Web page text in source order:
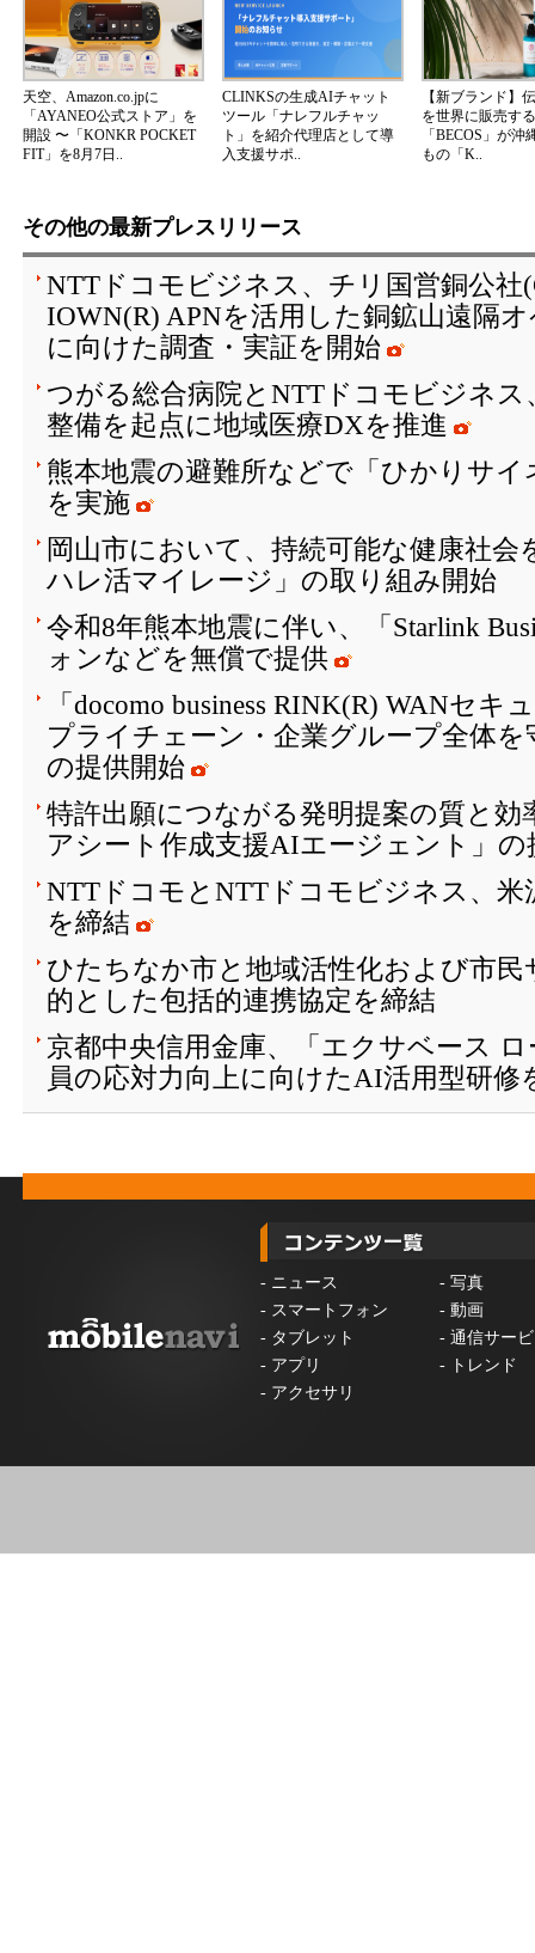
天空、Amazon.co.jpに
「AYANEO公式ストア」を
開設 〜「KONKR POCKET
FIT」を8月7日..
CLINKSの生成AIチャット
ツール「ナレフルチャッ
ト」を紹介代理店として導
入支援サポ..
【新ブランド】
を世界に販売す
「BECOS」が沖
もの「K..
その他の最新プレスリリース
NTTドコモビジネス、チリ国営銅公社
IOWN(R) APNを活用した銅鉱山遠隔
に向けた調査・実証を開始
つがる総合病院とNTTドコモビジネ
整備を起点に地域医療DXを推進
熊本地震の避難所などで「ひかりサ
を実施
岡山市において、持続可能な健康社
ハレ活マイレージ」の取り組み開始
令和8年熊本地震に伴い、「Starlink
ォンなどを無償で提供
「docomo business RINK(R) WANセ
プライチェーン・企業グループ全体を
の提供開始
特許出願につながる発明提案の質と効
アシート作成支援AIエージェント」の
NTTドコモとNTTドコモビジネス、米
を締結
ひたちなか市と地域活性化および市
的とした包括的連携協定を締結
京都中央信用金庫、「エクサベース
員の応対力向上に向けたAI活用型研修
- ニュース - 写真
- スマートフォン - 動画
- タブレット - 通信サー
- アプリ -
トレンド
- アクセサリ